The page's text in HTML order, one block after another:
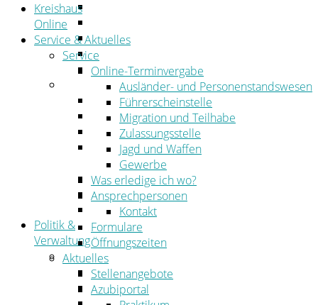
Ansprechpersonen
Formulare
Öffnungszeiten
Aktuelles
Stellenangebote
Azubiportal
Pressemitteilungen
Bekanntmachungen & öffentliche
Zustellungen
Kehrbezirksausschreibungen
Amtsblatt
Öffentliche Ausschreibungen
Politik &
Verwaltung
Politik
Kreistag
Kreistagsinformationssystem
Kreishaus
Online
Service & Aktuelles
Service
Online-Terminvergabe
Ausländer- und Personenstandswesen
Führerscheinstelle
Migration und Teilhabe
Zulassungsstelle
Jagd und Waffen
Gewerbe
Was erledige ich wo?
Ansprechpersonen
Kontakt
Formulare
Öffnungszeiten
Aktuelles
Stellenangebote
Azubiportal